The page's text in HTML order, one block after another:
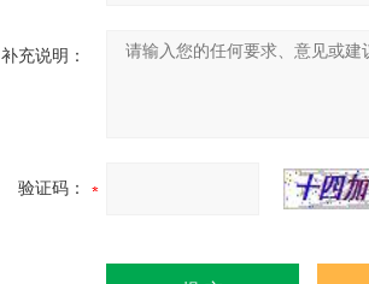
补充说明：
验证码：